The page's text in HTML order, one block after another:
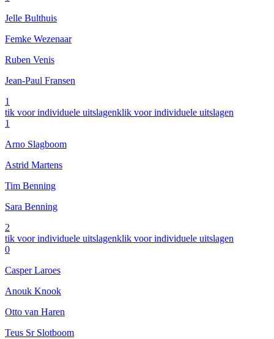
Jelle Bulthuis
Femke Wezenaar
Ruben Venis
Jean-Paul Fransen
1
tik voor individuele uitslagenklik voor individuele uitslagen
1
Arno Slagboom
Astrid Martens
Tim Benning
Sara Benning
2
tik voor individuele uitslagenklik voor individuele uitslagen
0
Casper Laroes
Anouk Knook
Otto van Haren
Teus Sr Slotboom